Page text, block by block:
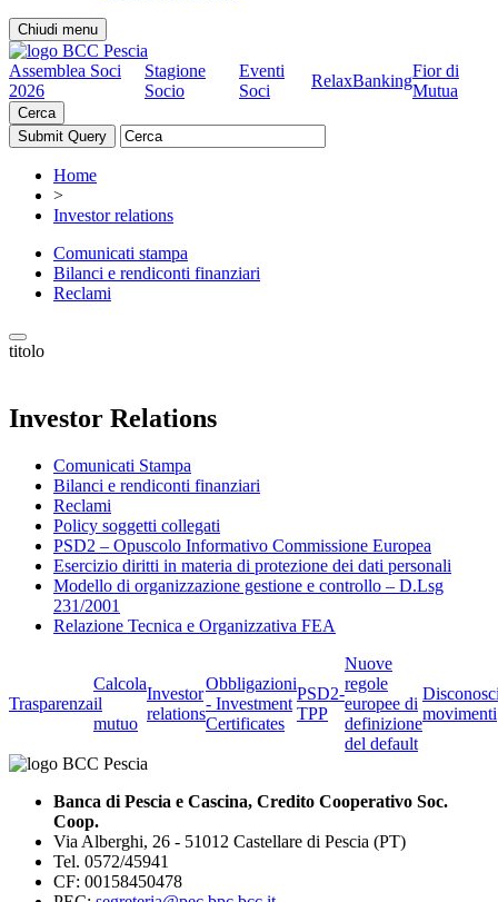
Chiudi menu
Assemblea Soci
2026
Stagione
Socio
Eventi
Soci
RelaxBanking
Fior di
Mutua
Cerca
Home
>
Investor relations
Comunicati stampa
Bilanci e rendiconti finanziari
Reclami
titolo
Investor Relations
Comunicati Stampa
Bilanci e rendiconti finanziari
Reclami
Policy soggetti collegati
PSD2 – Opuscolo Informativo Commissione Europea
Esercizio diritti in materia di protezione dei dati personali
Modello di organizzazione gestione e controllo – D.Lsg
231/2001
Relazione Tecnica e Organizzativa FEA
Trasparenza
Calcola
il
mutuo
Investor
relations
Obbligazioni
- Investment
Certificates
PSD2-
TPP
Nuove
regole
europee di
definizione
del default
movimenti
Banca di Pescia e Cascina, Credito Cooperativo Soc.
Coop.
Via Alberghi, 26 - 51012 Castellare di Pescia (PT)
Tel. 0572/45941
CF: 00158450478